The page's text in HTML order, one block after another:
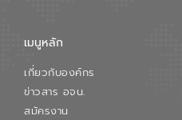
เมนูหลัก
เกี่ยวกับองค์กร
ข่าวสาร อจน.
สมัครงาน